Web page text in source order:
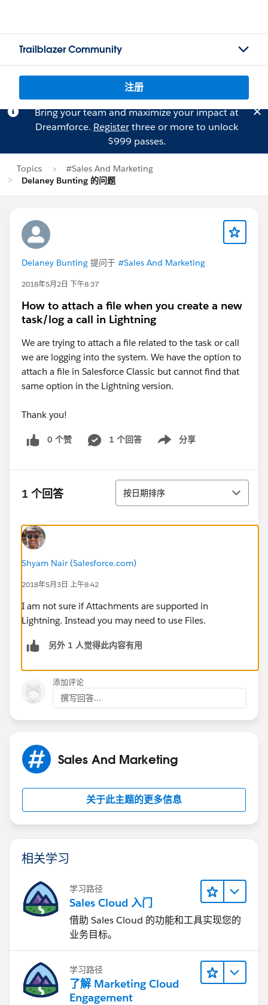
Trailblazer Community
注册
Bring your team and maximize your impact at
Dreamforce. Registerthree or more to unlock
$999 passes.
Topics
#Sales And Marketing
Delaney Bunting 的问题
Delaney Bunting 提问于 #Sales And Marketing
2018年5月2日 下午8:37
How to attach a file when you create a new
task/log a call in Lightning
We are trying to attach a file related to the task or call
we are logging into the system. We have the option to
attach a file in Salesforce Classic but cannot find that
same option in the Lightning version.
Thank you!
0 个赞 1 个回答 分享
Show menu
1 个回答 排序
按日期排序
Shyam Nair (Salesforce.com)
2018年5月3日 上午8:42
I am not sure if Attachments are supported in
Lightning. Instead you may need to use Files.
另外 1 人觉得此内容有用
添加评论
撰写回答...
Sales And Marketing
关于此主题的更多信息
相关学习
学习路径
Sales Cloud 入门
借助 Sales Cloud 的功能和工具实现您的
业务目标。
学习路径
了解 Marketing Cloud
Engagement